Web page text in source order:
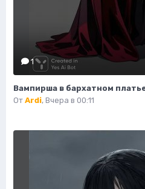
1
От Ardi, Вчера в 00:11